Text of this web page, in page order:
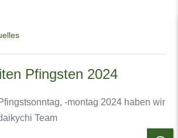
Pfingsten 2024
-montag 2024 haben wir
Team